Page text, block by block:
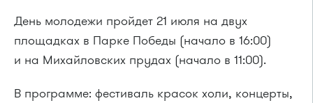
День молодежи пройдет 21 июля на двух
площадках в Парке Победы (начало в 16:00)
и на Михайловских прудах (начало в 11:00).
В программе: фестиваль красок холи, концерты,